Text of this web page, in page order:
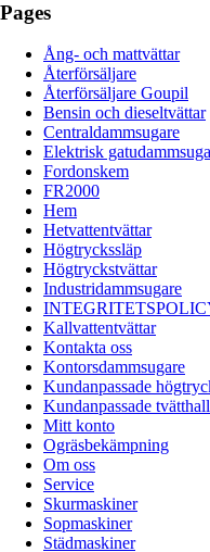
Pages
Ång- och mattvättar
Återförsäljare
Återförsäljare Goupil
Bensin och dieseltvättar
Centraldammsugare
Elektrisk
Fordonskem
FR2000
Hem
Hetvattentvättar
Högtryckssläp
Högtryckstvättar
Industridammsugare
Kallvattentvättar
Kontakta oss
Kontorsdammsugare
Kundanpassade
Kundanpassade
Mitt konto
Ogräsbekämpning
Om oss
Service
Skurmaskiner
Sopmaskiner
Städmaskiner